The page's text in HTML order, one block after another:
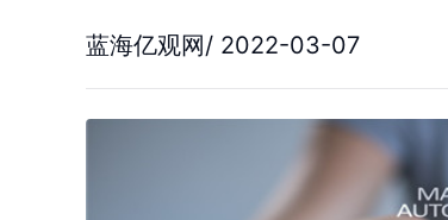
蓝海亿观网/ 2022-03-07